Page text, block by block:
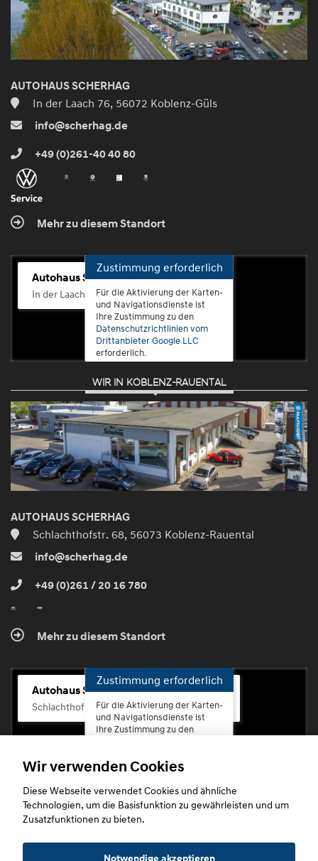
AUTOHAUS SCHERHAG
In der Laach 76, 56072 Koblenz-Güls
info@scherhag.de
+49 (0)261-40 40 80
Mehr zu diesem Standort
Autohaus Scherhag
In der Laach 76, 56072 Koblenz-Güls
Zustimmung erforderlich
Für die Aktivierung der Karten-
und Navigationsdienste ist
Ihre Zustimmung zu den
Datenschutzrichtlinien vom
Drittanbieter Google LLC
erforderlich.
Zustimmen
und
aktivieren
WIR IN KOBLENZ-RAUENTAL
AUTOHAUS SCHERHAG
Schlachthofstr. 68, 56073 Koblenz-Rauental
info@scherhag.de
+49 (0)261 / 20 16 780
Mehr zu diesem Standort
Autohaus Scherhag
Schlachthofstr. 68, 56073 Koblenz-Rauental
Zustimmung erforderlich
Für die Aktivierung der Karten-
und Navigationsdienste ist
Ihre Zustimmung zu den
erforderlich.
Zustimmen
Wir verwenden Cookies
Diese Webseite verwendet Cookies und ähnliche
Technologien, um die Basisfunktion zu gewährleisten und um
Zusatzfunktionen zu bieten.
Notwendige akzeptieren